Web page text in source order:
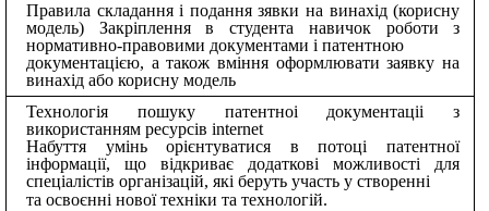
Правила складання і подання зявки на винахід (корисну
модель) Закріплення в студента навичок роботи з
нормативно-правовими документами і патентною
документацією, а також вміння оформлювати заявку на
винахід або корисну модель
Технологія пошуку патентноі документаціі з
використанням ресурсів internet
Набуття умінь орієнтуватися в потоці патентної
інформації, що відкриває додаткові можливості для
спеціалістів організацій, які беруть участь у створенні
та освоєнні нової техніки та технологій.